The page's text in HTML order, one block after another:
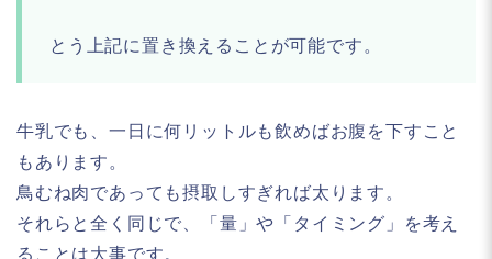
とう上記に置き換えることが可能です。
牛乳でも、一日に何リットルも飲めばお腹を下すこと
もあります。
鳥むね肉であっても摂取しすぎれば太ります。
それらと全く同じで、「量」や「タイミング」を考え
ることは大事です。